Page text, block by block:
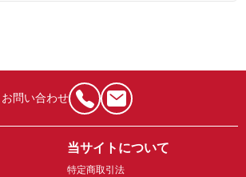
お問い合わせ
当サイトについて
特定商取引法